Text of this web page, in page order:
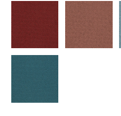
1373weinrot 1374rosé
1376petrol